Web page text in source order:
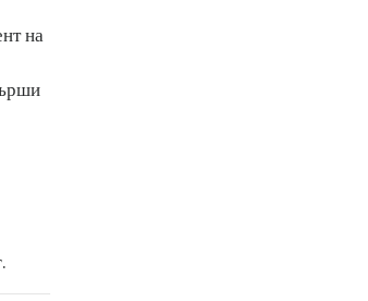
на